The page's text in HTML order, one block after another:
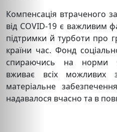
Компенсація втраченого
від COVID-19 є важливим
підтримки й турботи про
країни час. Фонд
спираючись на норми
вживає всіх можливих
матеріальне
надавалося вчасно та в